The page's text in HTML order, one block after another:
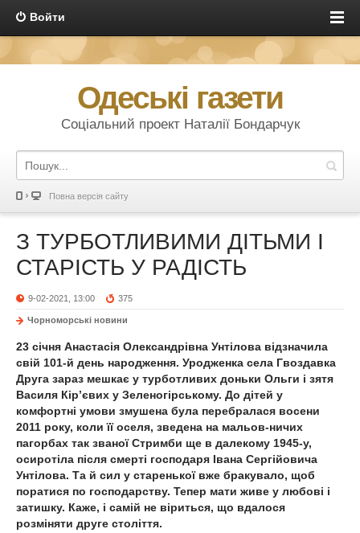
Войти
Одеські газети
Соціальний проект Наталії Бондарчук
Повна версія сайту
З ТУРБОТЛИВИМИ ДІТЬМИ І
СТАРІСТЬ У РАДІСТЬ
9-02-2021, 13:00 375
Чорноморські новини
23 січня Анастасія Олександрівна Унтілова відзначила
свій 101-й день народження. Уродженка села Гвоздавка
Друга зараз мешкає у турботливих доньки Ольги і зятя
Василя Кір’євих у Зеленогірському. До дітей у
комфортні умови змушена була перебралася восени
2011 року, коли її оселя, зведена на мальов-ничих
пагорбах так званої Стримби ще в далекому 1945-у,
осиротіла після смерті господаря Івана Сергійовича
Унтілова. Та й сил у старенької вже бракувало, щоб
поратися по господарству. Тепер мати живе у любові і
затишку. Каже, і самій не віриться, що вдалося
розміняти друге століття.